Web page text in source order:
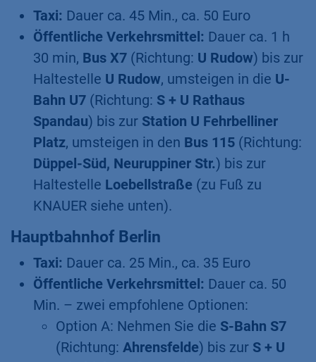
Taxi: Dauer ca. 45 Min., ca. 50 Euro
Öffentliche Verkehrsmittel: Dauer ca. 1 h
30 min, Bus X7 (Richtung: U Rudow) bis zur
Haltestelle U Rudow, umsteigen in die U-
Bahn U7 (Richtung: S + U Rathaus
Spandau) bis zur Station U Fehrbelliner
Platz, umsteigen in den Bus 115 (Richtung:
Düppel-Süd, Neuruppiner Str.) bis zur
Haltestelle Loebellstraße (zu Fuß zu
KNAUER siehe unten).
Hauptbahnhof Berlin
Taxi: Dauer ca. 25 Min., ca. 35 Euro
Öffentliche Verkehrsmittel: Dauer ca. 50
Min. – zwei empfohlene Optionen:
Option A: Nehmen Sie die S-Bahn S7
(Richtung: Ahrensfelde) bis zur S + U